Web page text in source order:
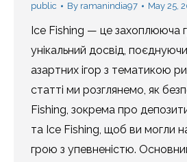
public By ramanindia97 May 25,
Ice Fishing — це захоплююча
унікальний досвід,
азартних ігор з тематикою
статті ми розглянемо, як
Fishing, зокрема про
та Ice Fishing, щоб ви могли
грою з упевненістю.